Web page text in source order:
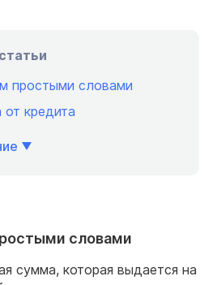
простыми словами
от кредита
словами
сумма, которая выдается на